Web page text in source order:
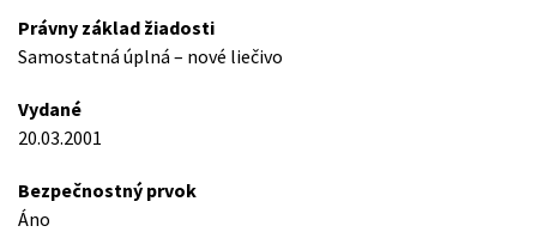
Právny základ žiadosti
Samostatná úplná – nové liečivo
Vydané
20.03.2001
Bezpečnostný prvok
Áno